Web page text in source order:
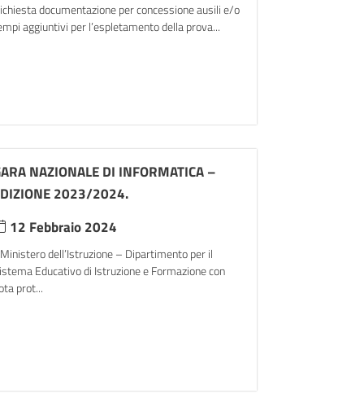
documentazione per concessione ausili e/o
aggiuntivi per l’espletamento della prova...
NAZIONALE DI INFORMATICA –
2023/2024.
12 Febbraio 2024
dell’Istruzione – Dipartimento per il
Educativo di Istruzione e Formazione con
prot...